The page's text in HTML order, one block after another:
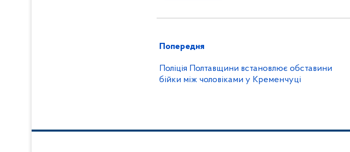
Попередня
Поліція Полтавщини встановлює обставини
бійки між чоловіками у Кременчуці